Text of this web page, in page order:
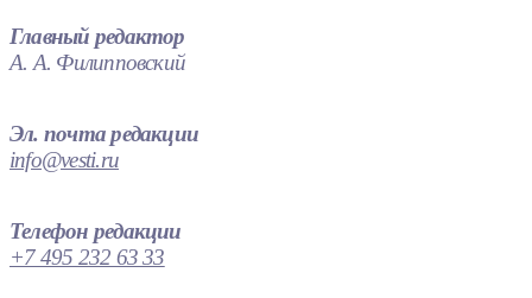
Главный редактор
А. А. Филипповский
Эл. почта редакции
info@vesti.ru
Телефон редакции
+7 495 232 63 33